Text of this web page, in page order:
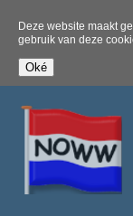
Deze website maakt
gebruik van deze